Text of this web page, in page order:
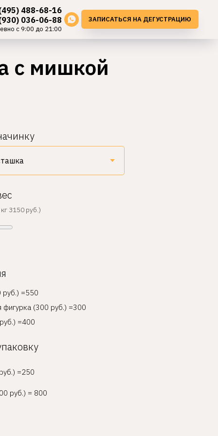
488-68-16
036-06-88
с 9:00 до 21:00
ЗАПИСАТЬСЯ НА ДЕГУСТРАЦИЮ
с мишкой
3150 руб.)
руб.) =550
(300 руб.) =300
=400
=250
руб.) = 800